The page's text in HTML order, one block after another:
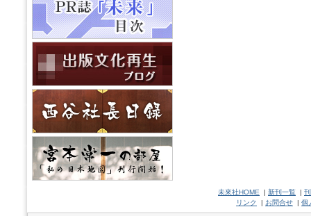
未來社HOME | 新刊一覧 |
リンク
| お問合せ | 個